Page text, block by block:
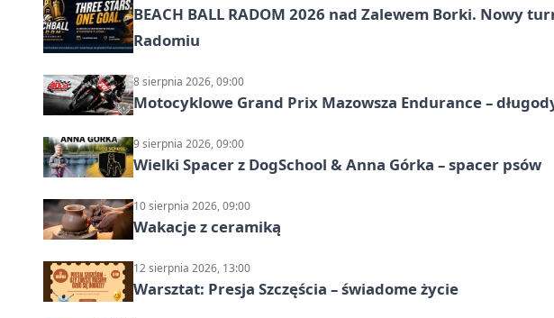
BEACH BALL RADOM 2026 nad Zalewem Borki. Nowy
Radomiu
8 sierpnia 2026, 09:00
Motocyklowe Grand Prix Mazowsza Endurance –
9 sierpnia 2026, 09:00
Wielki Spacer z DogSchool & Anna Górka – spacer psów
10 sierpnia 2026, 09:00
Wakacje z ceramiką
12 sierpnia 2026, 13:00
Warsztat: Presja Szczęścia – świadome życie